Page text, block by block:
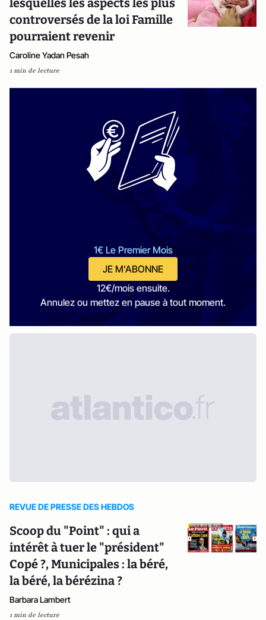
lesquelles les aspects les plus
controversés de la loi Famille
pourraient revenir
Caroline Yadan Pesah
1 min de lecture
1€ Le Premier Mois
JE M'ABONNE
12€/mois ensuite.
Annulez ou mettez en pause à tout moment.
REVUE DE PRESSE DES HEBDOS
Scoop du "Point" : qui a
intérêt à tuer le "président"
Copé ?, Municipales : la béré,
la béré, la bérézina ?
Barbara Lambert
1 min de lecture